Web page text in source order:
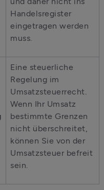
Handelsregister
eingetragen werden
muss.
Eine steuerliche
Regelung im
Umsatzsteuerrecht.
Wenn Ihr Umsatz
bestimmte Grenzen
nicht überschreitet,
können Sie von der
Umsatzsteuer befreit
sein.